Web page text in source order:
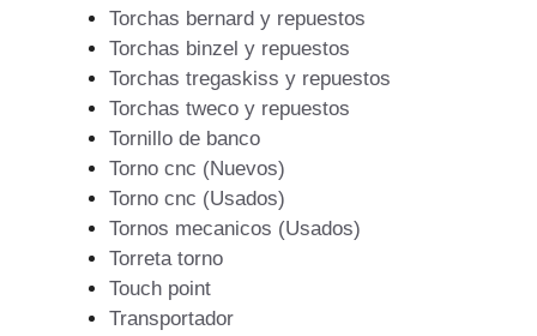
Torchas bernard y repuestos
Torchas binzel y repuestos
Torchas tregaskiss y repuestos
Torchas tweco y repuestos
Tornillo de banco
Torno cnc (Nuevos)
Torno cnc (Usados)
Tornos mecanicos (Usados)
Torreta torno
Touch point
Transportador